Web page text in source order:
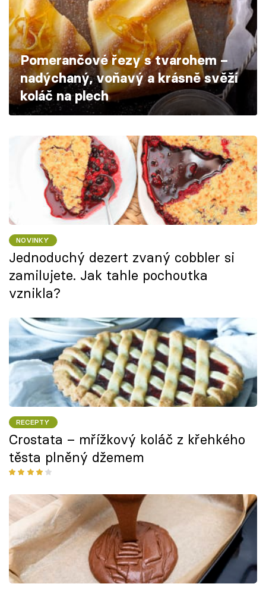
Škola vaření
Recepty z TV
Speciál: Cuketa
Těhotnej kuchař
Přihlášení
Sledujte nás
Pomerančové řezy s tvarohem –
nadýchaný, voňavý a krásně svěží
koláč na plech
NOVINKY
Jednoduchý dezert zvaný cobbler si
zamilujete. Jak tahle pochoutka
vznikla?
RECEPTY
Crostata – mřížkový koláč z křehkého
těsta plněný džemem